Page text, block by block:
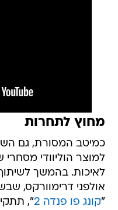
מחוץ לתחרות
כמיטב המסורת, גם
למוצר הוליוודי
לאיכות. בהמשך
אולפני דרימוורקס,
"קונג פו פנדה 2
",